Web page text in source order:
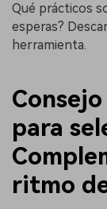
Qué prácticos
esperas?
herramienta.
para
ritmo